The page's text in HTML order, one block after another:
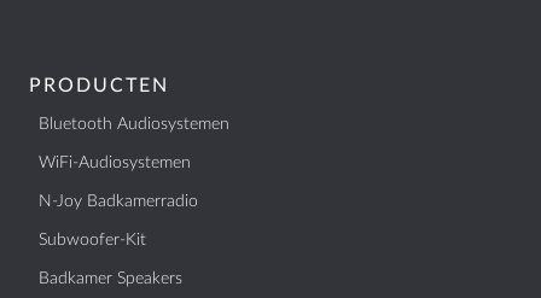
PRODUCTEN
Bluetooth Audiosystemen
WiFi-Audiosystemen
N-Joy Badkamerradio
Subwoofer-Kit
Badkamer Speakers